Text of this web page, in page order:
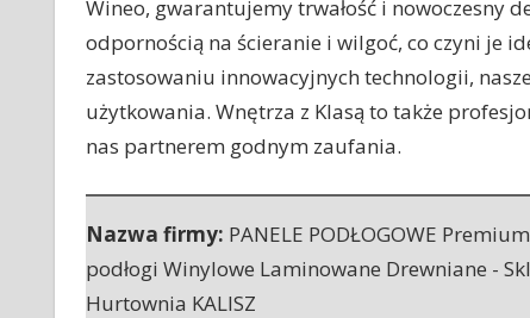
Wineo, gwarantujemy trwałość i nowoczesny
odpornością na ścieranie i wilgoć, co czyni je
zastosowaniu innowacyjnych technologii,
użytkowania. Wnętrza z Klasą to także
nas partnerem godnym zaufania.
Nazwa firmy: PANELE PODŁOGOWE
podłogi Winylowe Laminowane Drewniane -
Hurtownia KALISZ